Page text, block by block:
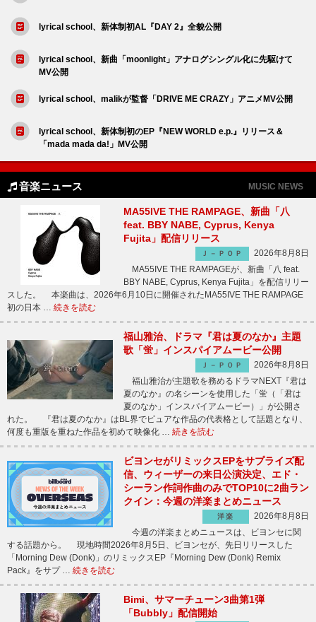
lyrical school、新体制初AL『DAY 2』全貌公開
lyrical school、新曲「moonlight」アナログシングル化に先駆けて
MV公開
lyrical school、malikが監督「DRIVE ME CRAZY」アニメMV公開
lyrical school、新体制初のEP『NEW WORLD e.p.』リリース＆
「mada mada da!」MV公開
音楽ニュース MUSIC NEWS
MA55IVE THE RAMPAGE、新曲「八
feat. BBY NABE, Cyprus, Kenya
Fujita」配信リリース
Ｊ－ＰＯＰ
2026年8月8日
MA55IVE THE RAMPAGEが、新曲「八 feat.
BBY NABE, Cyprus, Kenya Fujita」を配信リリー
スした。 本楽曲は、2026年6月10日に開催されたMA55IVE THE RAMPAGE
初の日本 … 続きを読む
福山雅治、ドラマ『君は夏のなか』主題
歌「蛍」インスパイアムービー公開
Ｊ－ＰＯＰ
2026年8月8日
福山雅治が主題歌を務めるドラマNEXT『君は
夏のなか』の名シーンを使用した「蛍（「君は
夏のなか」インスパイアムービー）」が公開さ
れた。 『君は夏のなか』はBL界でピュアな作品の代表格として話題となり、
何度も重版を重ねた作品を初めて映像化 … 続きを読む
ビヨンセがリミックスEPをサプライズ配
信、ウィーザーの来日公演決定、エド・
シーラン作詞作曲のみでTOP10に2曲ラン
クイン：今週の洋楽まとめニュース
洋楽
2026年8月8日
今週の洋楽まとめニュースは、ビヨンセに関
する話題から。 現地時間2026年8月5日、ビヨンセが、先日リリースした
「Morning Dew (Donk)」のリミックスEP『Morning Dew (Donk) Remix
Pack』をサプ … 続きを読む
Bimi、サマーチューン3曲第1弾
「Bubbly」配信開始